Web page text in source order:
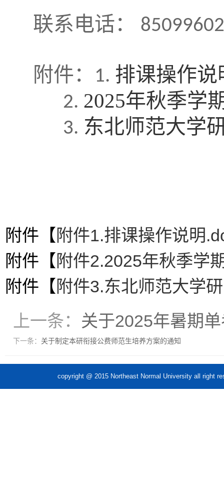
联系电话：
附件： 1. 排课操作说
2. 2025年秋季学
3. 东北师范大学
附件【 附件1.排课操作说明
附件【 附件2.2025年秋季学
附件【 附件3.东北师范大学
上一条： 关于2025年暑期
下一条： 关于制定本研衔接公费师范生培养方案的通知
copyright @ 2015 Northeast Normal University all